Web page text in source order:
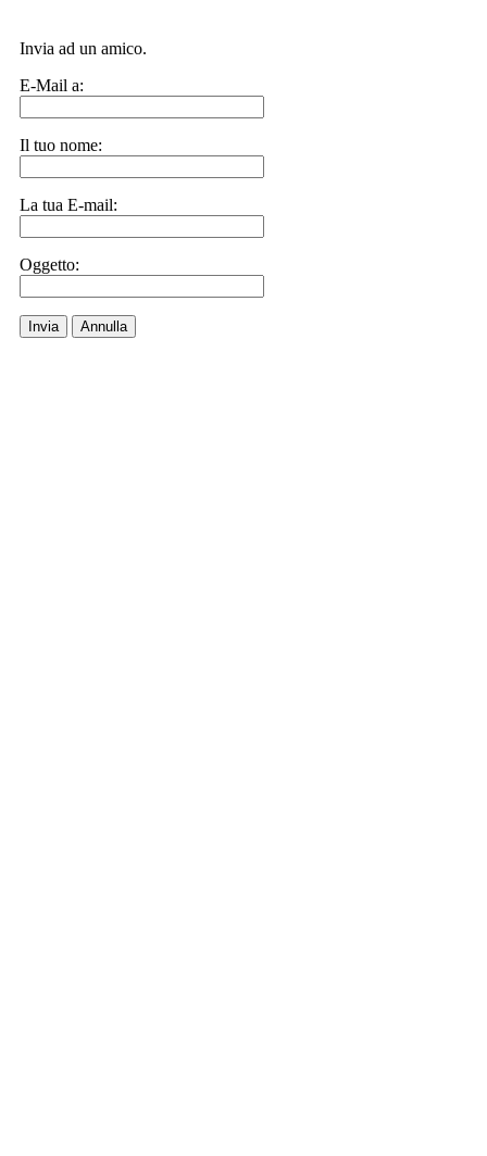
Invia ad un amico.
E-Mail a:
Il tuo nome:
La tua E-mail:
Oggetto:
Invia Annulla